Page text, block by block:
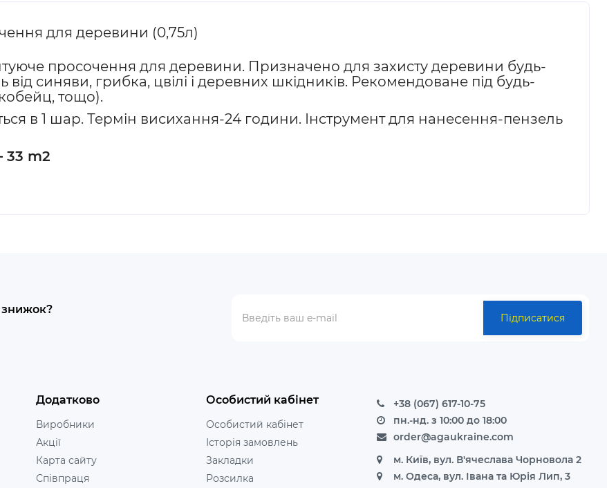
для деревини (0,75л)
просочення для деревини. Призначено для захисту деревини будь-
від синяви, грибка, цвілі і деревних шкідників. Рекомендоване під будь-
тощо).
в 1 шар. Термін висихання-24 години. Інструмент для нанесення-пензель
33 m2
знижок?
Підписатися
Додатково
Виробники
Акції
Карта сайту
Співпраця
Особистий кабінет
Особистий кабінет
Історія замовлень
Закладки
Розсилка
+38 (067) 617-10-75
пн.-нд. з 10:00 до 18:00
order@agaukraine.com
м. Київ, вул. В'ячеслава Чорновола 2
м. Одеса, вул. Івана та Юрія Лип, 3